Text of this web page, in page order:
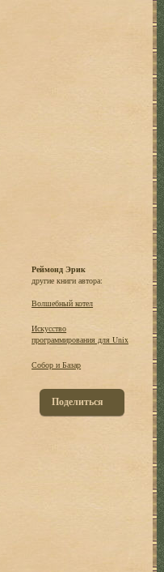
Реймонд Эрик
другие книги автора:
Волшебный котел
Искусство
программирования для Unix
Собор и Базар
Поделиться